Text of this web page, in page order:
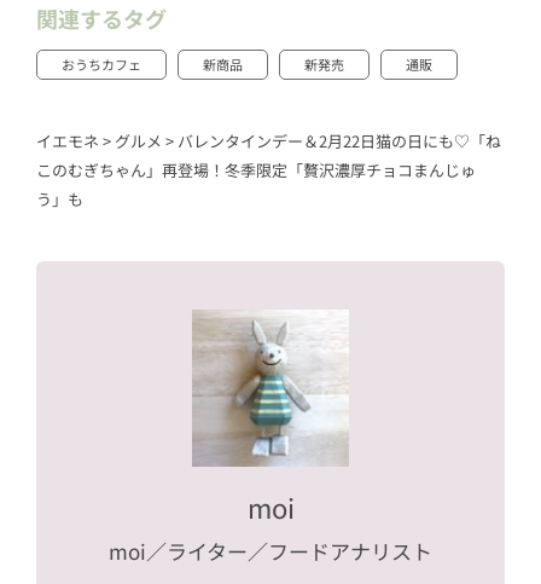
関連するタグ
おうちカフェ 新商品 新発売 通販
イエモネ > グルメ > バレンタインデー＆2月22日猫の日にも♡「ね
このむぎちゃん」再登場！冬季限定「贅沢濃厚チョコまんじゅ
う」も
moi
moi／ライター／フードアナリスト